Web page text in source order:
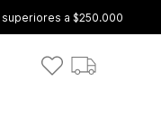
superiores a $250.000